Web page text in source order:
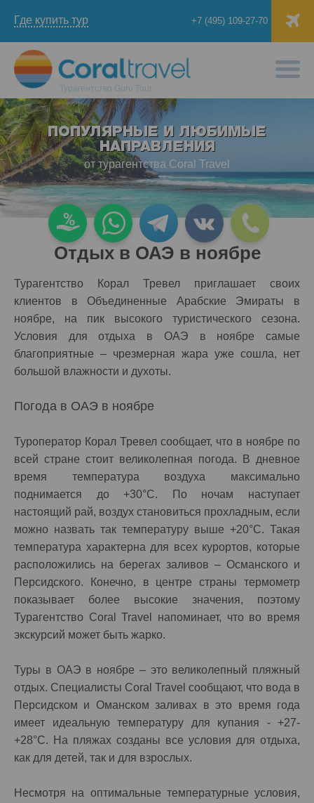
Где купить тур +7 (495) 109-27-70
Турагентство Guru Tour
ПОПУЛЯРНЫЕ И ЛЮБИМЫЕ
НАПРАВЛЕНИЯ
от турагентства Coral Travel
Отдых в ОАЭ в ноябре
Турагентство Корал Тревел приглашает своих
клиентов в Объединенные Арабские Эмираты в
ноябре, на пик высокого туристического сезона.
Условия для отдыха в ОАЭ в ноябре самые
благоприятные – чрезмерная жара уже сошла, нет
большой влажности и духоты.
Погода в ОАЭ в ноябре
Туроператор Корал Тревел сообщает, что в ноябре по
всей стране стоит великолепная погода. В дневное
время температура воздуха максимально
поднимается до +30°C. По ночам наступает
настоящий рай, воздух становиться прохладным, если
можно назвать так температуру выше +20°C. Такая
температура характерна для всех курортов, которые
расположились на берегах заливов – Османского и
Персидского. Конечно, в центре страны термометр
показывает более высокие значения, поэтому
Турагентство Coral Travel напоминает, что во время
экскурсий может быть жарко.
Туры в ОАЭ в ноябре – это великолепный пляжный
отдых. Специалисты Coral Travel сообщают, что вода в
Персидском и Оманском заливах в это время года
имеет идеальную температуру для купания - +27-
+28°C. На пляжах созданы все условия для отдыха,
как для детей, так и для взрослых.
Несмотря на оптимальные температурные условия,